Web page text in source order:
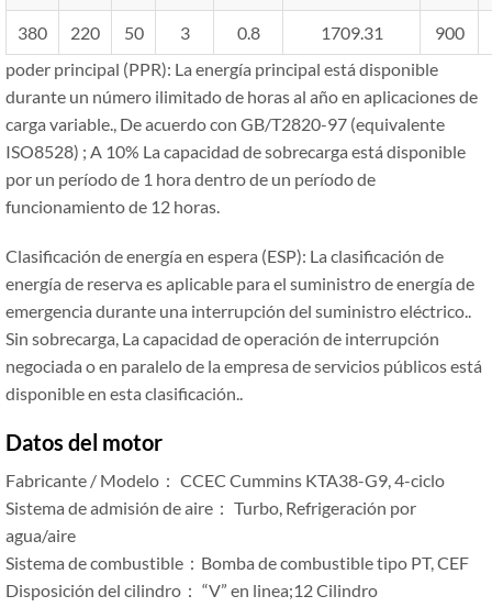
380 220 50 3 0.8 1709.31
900
poder principal (PPR): La energía principal está disponible
durante un número ilimitado de horas al año en aplicaciones de
carga variable., De acuerdo con GB/T2820-97 (equivalente
ISO8528) ; A 10% La capacidad de sobrecarga está disponible
por un período de 1 hora dentro de un período de
funcionamiento de 12 horas.
Clasificación de energía en espera (ESP): La clasificación de
energía de reserva es aplicable para el suministro de energía de
emergencia durante una interrupción del suministro eléctrico..
Sin sobrecarga, La capacidad de operación de interrupción
negociada o en paralelo de la empresa de servicios públicos está
disponible en esta clasificación..
Datos del motor
Fabricante / Modelo： CCEC Cummins KTA38-G9, 4-ciclo
Sistema de admisión de aire： Turbo, Refrigeración por
agua/aire
Sistema de combustible：Bomba de combustible tipo PT, CEF
Disposición del cilindro： “V” en linea;12 Cilindro